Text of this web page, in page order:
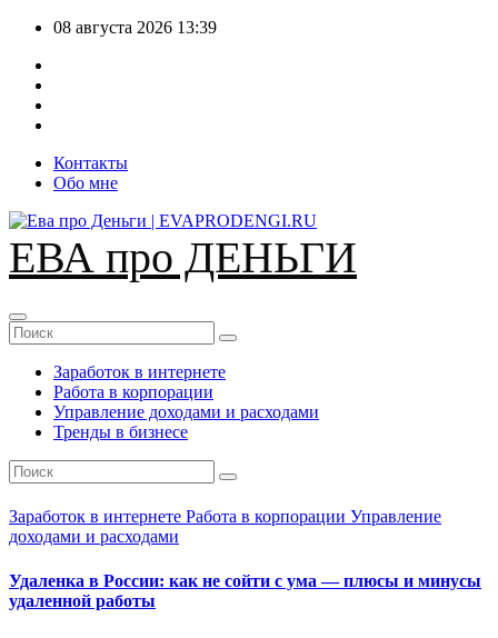
Перейти
содержимому
08 августа 2026 13:39
Контакты
Обо мне
ЕВА про ДЕНЬГИ
Заработок в интернете
Работа в корпорации
Управление доходами и расходами
Тренды в бизнесе
Заработок в интернете Работа в корпорации Управление
доходами и расходами
Удаленка в России: как не сойти с ума — плюсы и минусы
удаленной работы